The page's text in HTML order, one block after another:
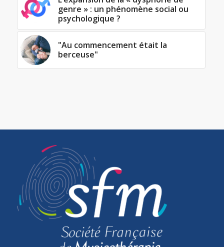
genre » : un phénomène social ou
psychologique ?
"Au commencement était la
berceuse"